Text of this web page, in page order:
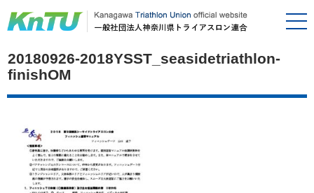
20180926-2018YSST_seasidetriathlon-
finishOM